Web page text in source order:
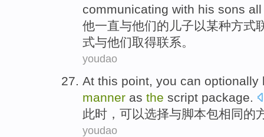
communicating with his sons
他一直与他们的儿子以某种方式
式与他们取得联系。
youdao
At this point, you can optionally
manner as the script package.
此时 ， 可以选择与脚本包相同的
youdao